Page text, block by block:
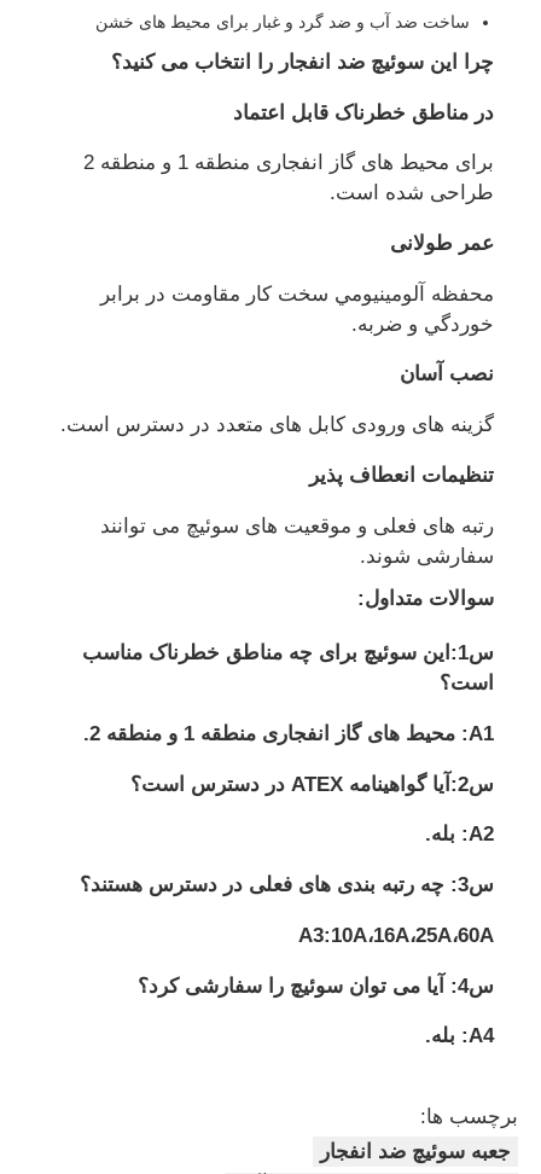
ساخت ضد آب و ضد گرد و غبار برای محیط های خشن
چرا این سوئیچ ضد انفجار را انتخاب می کنید؟
در مناطق خطرناک قابل اعتماد
برای محیط های گاز انفجاری منطقه 1 و منطقه 2
طراحی شده است.
عمر طولانی
محفظه آلومينيومي سخت کار مقاومت در برابر
خوردگي و ضربه.
نصب آسان
گزینه های ورودی کابل های متعدد در دسترس است.
تنظیمات انعطاف پذیر
رتبه های فعلی و موقعیت های سوئیچ می توانند
سفارشی شوند.
سوالات متداول:
س1:این سوئیچ برای چه مناطق خطرناک مناسب
است؟
A1: محیط های گاز انفجاری منطقه 1 و منطقه 2.
س2:آیا گواهینامه ATEX در دسترس است؟
A2: بله.
س3: چه رتبه بندی های فعلی در دسترس هستند؟
A3:10A،16A،25A،60A
س4: آیا می توان سوئیچ را سفارشی کرد؟
A4: بله.
برچسب ها:
جعبه سوئیچ ضد انفجار